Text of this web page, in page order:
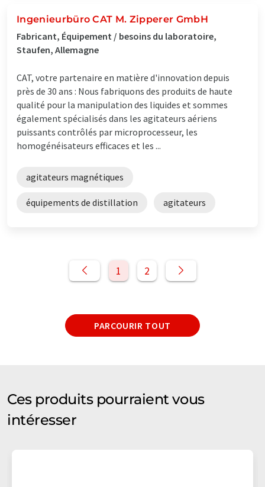
Ingenieurbüro CAT M. Zipperer GmbH
Fabricant, Équipement / besoins du laboratoire,
Staufen, Allemagne
CAT, votre partenaire en matière d'innovation depuis
près de 30 ans : Nous fabriquons des produits de haute
qualité pour la manipulation des liquides et sommes
également spécialisés dans les agitateurs aériens
puissants contrôlés par microprocesseur, les
homogénéisateurs efficaces et les ...
agitateurs magnétiques
équipements de distillation agitateurs
1 2
PARCOURIR TOUT
Ces produits pourraient vous
intéresser